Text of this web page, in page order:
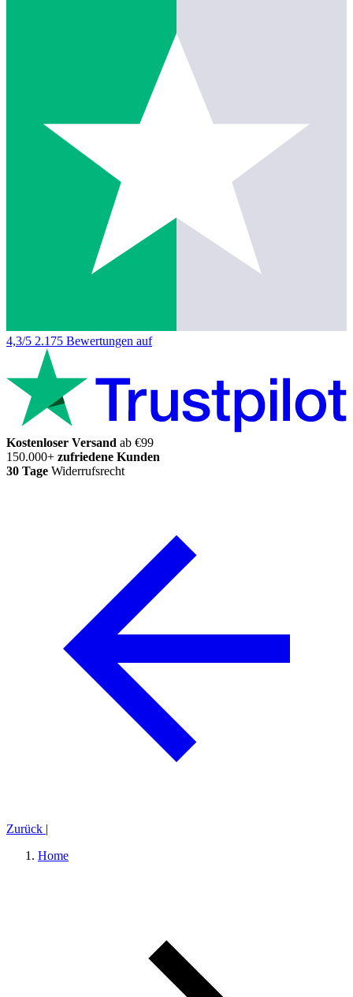
4,3/5 2.175 Bewertungen auf
Kostenloser Versand ab €99
150.000+ zufriedene Kunden
30 Tage Widerrufsrecht
Zurück |
Home